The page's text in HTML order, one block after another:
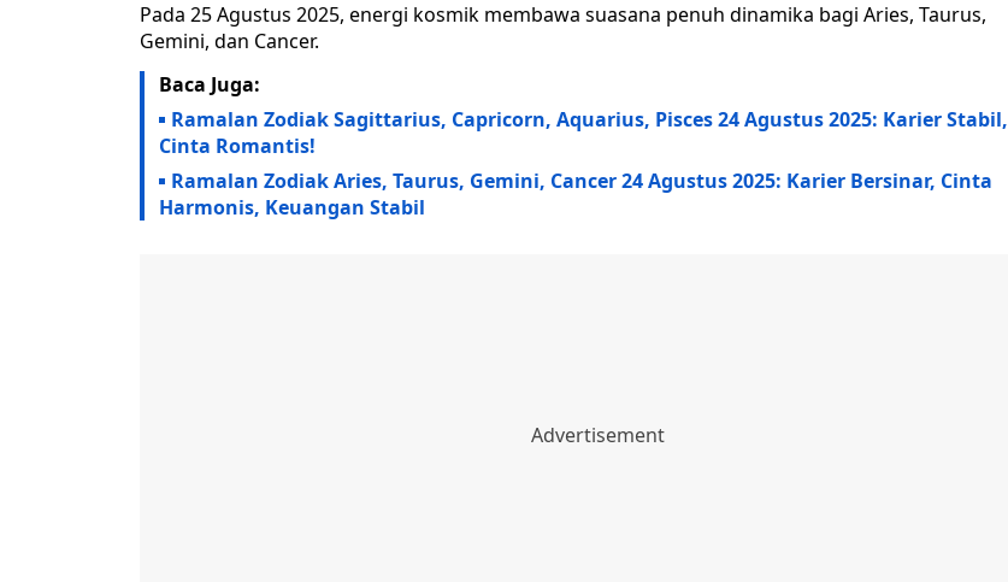
Pada 25 Agustus 2025, energi kosmik membawa suasana penuh dinamika bagi Aries, Taurus,
Gemini, dan Cancer.
Baca Juga:
Ramalan Zodiak Sagittarius, Capricorn, Aquarius, Pisces 24 Agustus 2025: Karier Stabil,
Cinta Romantis!
Ramalan Zodiak Aries, Taurus, Gemini, Cancer 24 Agustus 2025: Karier Bersinar, Cinta
Harmonis, Keuangan Stabil